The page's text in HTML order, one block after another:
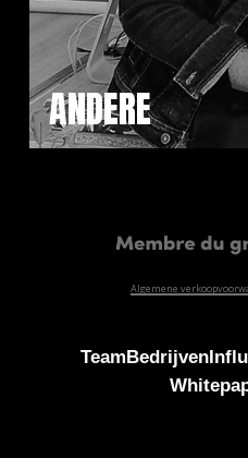
ANDERE
Algemene
Team Bedrijven